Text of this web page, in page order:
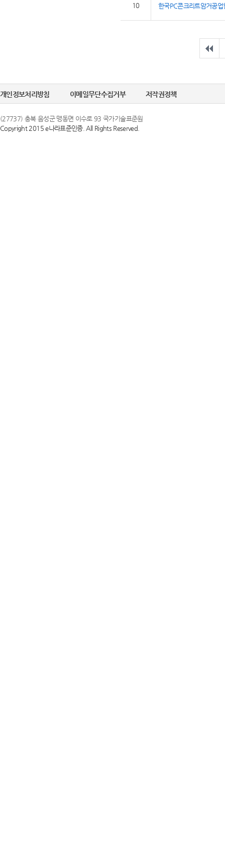
10 한국PC콘크리트암거공업
개인정보처리방침 이메일무단수집거부 저작권정책
(27737) 충북 음성군 맹동면 이수로 93 국가기술표준원
Copyright 2015 e나라표준인증. All Rights Reserved.